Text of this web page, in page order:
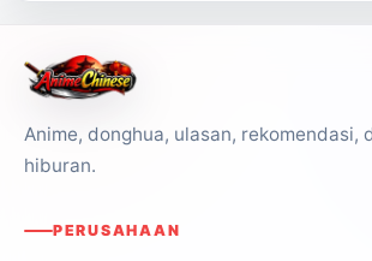
Anime, donghua, ulasan, rekomendasi,
hiburan.
PERUSAHAAN